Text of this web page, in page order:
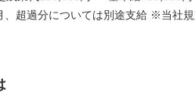
、超過分については別途支給 ※当社